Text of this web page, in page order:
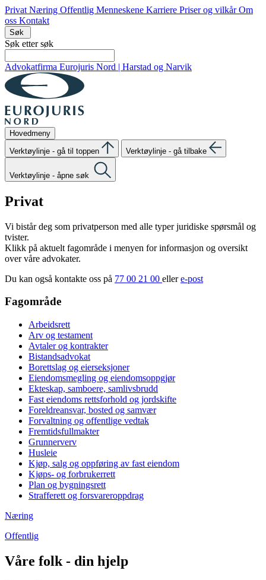
Privat Næring Offentlig Menneskene Karriere Priser og vilkårOm
oss Kontakt
Søk
Søk ettersøk
Advokatfirma Eurojuris Nord | Harstad og Narvik
Hovedmeny
Verktøylinje - gå til toppen
Verktøylinje - gå tilbake
Verktøylinje - åpne søk
Privat
Vi bistår deg som privatperson med alle typer juridiske spørsmål og
tvister.
Klikk på aktuelt fagområde i menyen for informasjon og oversikt
over våre advokater.
Du kan også kontakte oss på 77 00 21 00 ellere-post
Fagområde
Arbeidsrett
Arv og testament
Avtaler og kontrakter
Bistandsadvokat
Borettslag og eierseksjoner
Eiendomsmegling og eiendomsoppgjør
Ekteskap, samboere, samlivsbrudd
Fast eiendoms rettsforhold og jordskifte
Foreldreansvar, bosted og samvær
Forvaltning og offentlige vedtak
Fremtidsfullmakter
Grunnerverv
Husleie
Kjøp, salg og oppføring av fast eiendom
Kjøps- og forbrukerrett
Plan og bygningsrett
Strafferett og forsvareroppdrag
Næring
Offentlig
Våre folk - din hjelp